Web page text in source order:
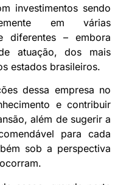
investimentos sendo
em várias
diferentes – embora
atuação, dos mais
estados brasileiros.
dessa empresa no
e contribuir
além de sugerir a
para cada
sob a perspectiva